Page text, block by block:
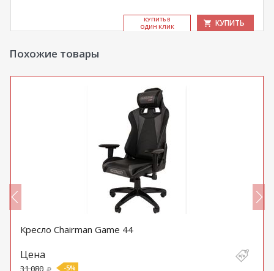
КУ­ПИТЬ В
ОДИН КЛИК
КУПИТЬ
Похожие товары
Кресло Chairman Game 44
Цена
31 080 -5%